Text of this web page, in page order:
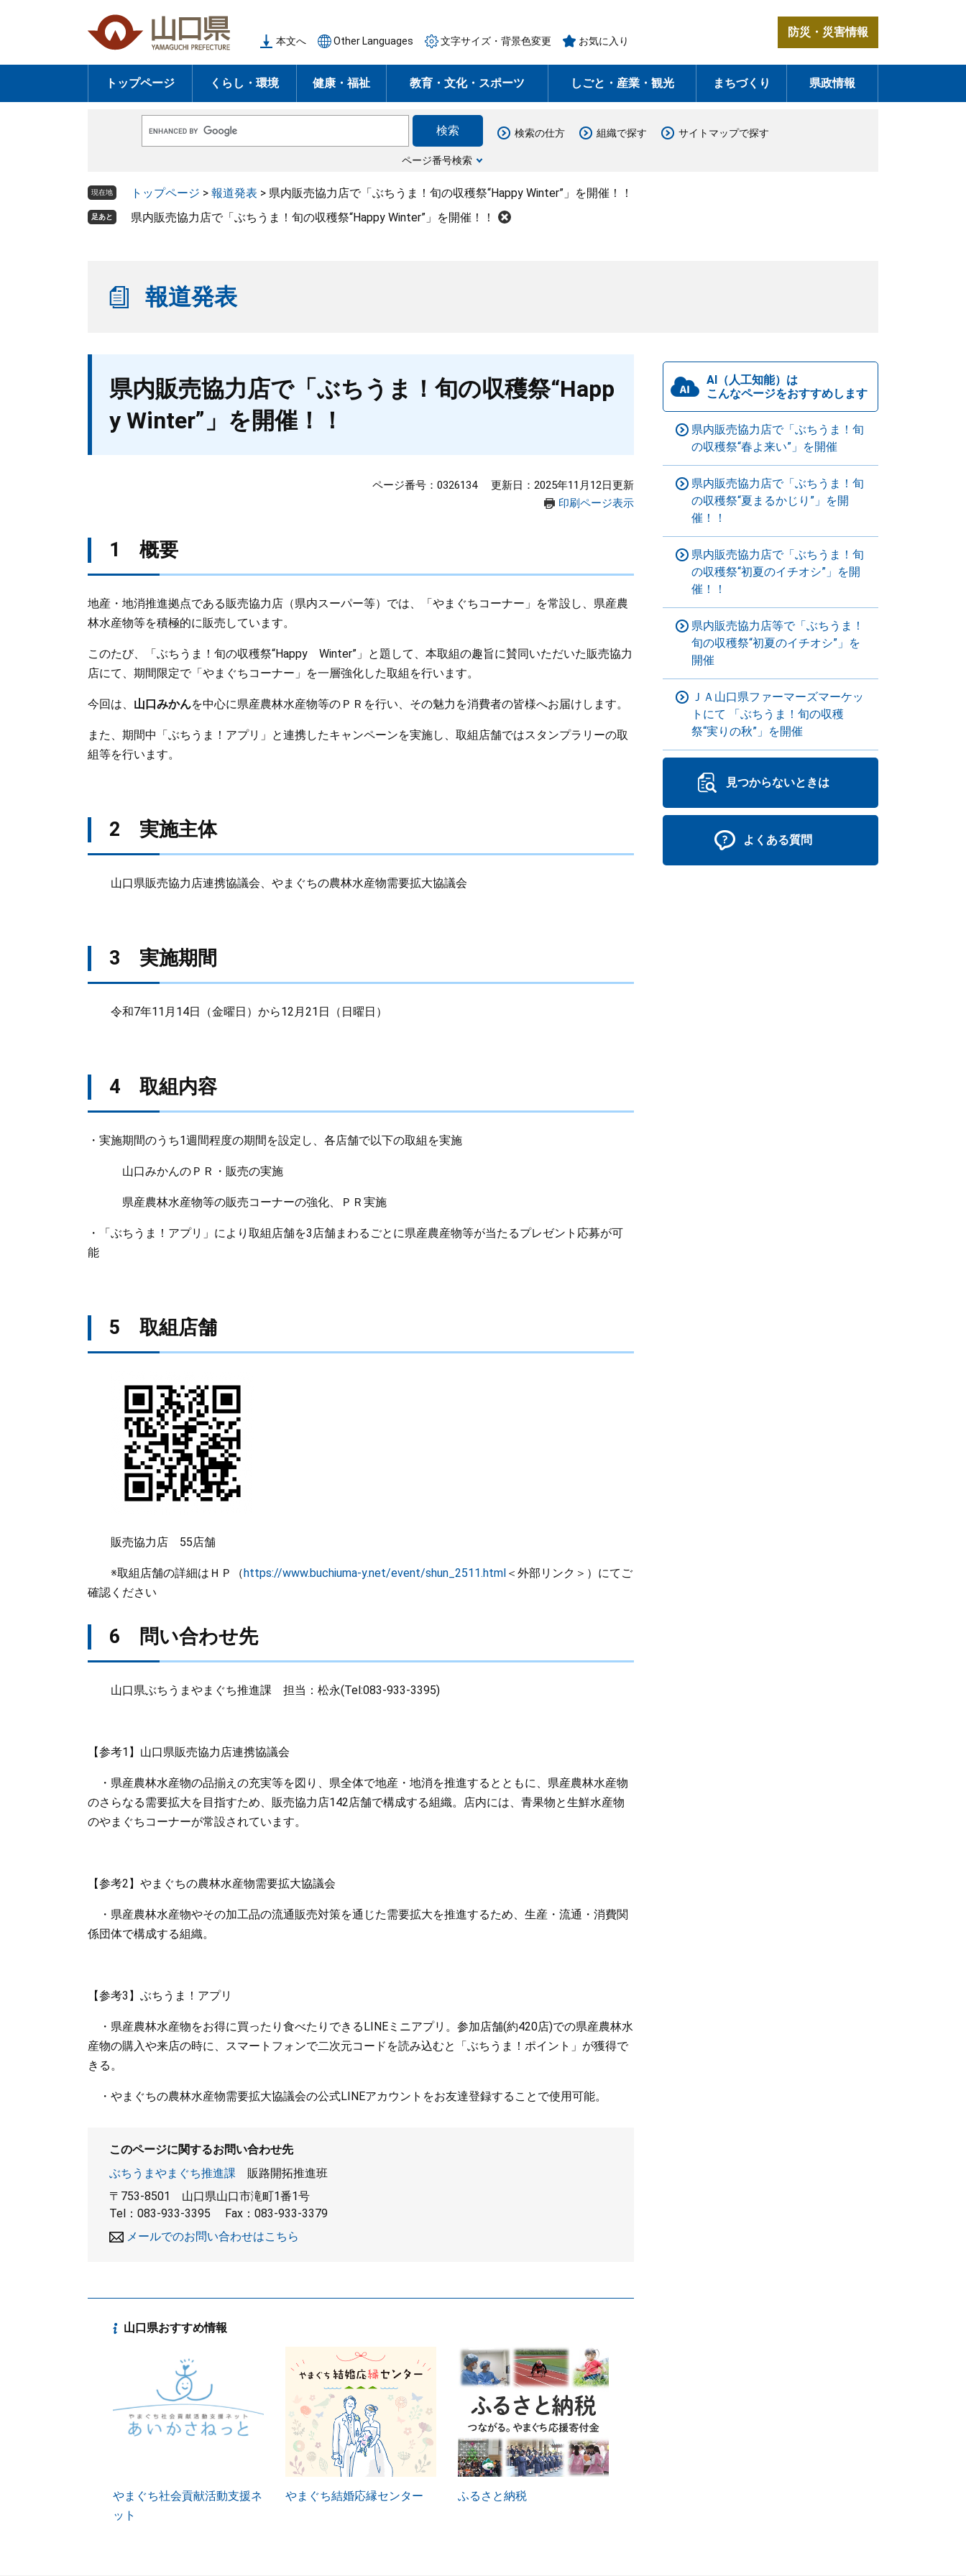
の
頭
ー
飛
本文へ Other Languages 文字サイズ・背景色変更 お気に入り
防災・災害情報
トップページ くらし・環境 健康・福祉 教育・文化・スポーツ しごと・産業・観光 まちづくり 県政情報
o
e
ス
ページ番号検索
検索の仕方 組織で探す サイトマップで探す
現在地 トップページ > 報道発表 > 県内販売協力店で「ぶちうま！旬の収穫祭“Happy Winter”」を開催！！
足あと 県内販売協力店で「ぶちうま！旬の収穫祭“Happy Winter”」を開催！！
報道発表
県内販売協力店で「ぶちうま！旬の収穫祭“Happ
y Winter”」を開催！！
ページ番号：0326134
更新日：2025年11月12日更新
印刷ページ表示
1 概要
地産・地消推進拠点である販売協力店（県内スーパー等）では、「やまぐちコーナー」を常設し、県産農
林水産物等を積極的に販売しています。
このたび、「ぶちうま！旬の収穫祭“Happy Winter”」と題して、本取組の趣旨に賛同いただいた販売協力
店にて、期間限定で「やまぐちコーナー」を一層強化した取組を行います。
今回は、 山口みかんを中心に県産農林水産物等のＰＲを行い、その魅力を消費者の皆様へお届けします。
また、期間中「ぶちうま！アプリ」と連携したキャンペーンを実施し、取組店舗ではスタンプラリーの取
組等を行います。
2 実施主体
山口県販売協力店連携協議会、やまぐちの農林水産物需要拡大協議会
3 実施期間
令和7年11月14日（金曜日）から12月21日（日曜日）
4 取組内容
・実施期間のうち1週間程度の期間を設定し、各店舗で以下の取組を実施
山口みかんのＰＲ・販売の実施
県産農林水産物等の販売コーナーの強化、ＰＲ実施
・「ぶちうま！アプリ」により取組店舗を3店舗まわるごとに県産農産物等が当たるプレゼント応募が可
能
5 取組店舗
販売協力店 55店舗
※取組店舗の詳細はＨＰ（https://www.buchiuma-y.net/event/shun_2511.html ＜外部リンク＞ ）にてご
確認ください
6 問い合わせ先
山口県ぶちうまやまぐち推進課 担当：松永(Tel:083-933-3395)
【参考1】山口県販売協力店連携協議会
・県産農林水産物の品揃えの充実等を図り、県全体で地産・地消を推進するとともに、県産農林水産物
のさらなる需要拡大を目指すため、販売協力店142店舗で構成する組織。店内には、青果物と生鮮水産物
のやまぐちコーナーが常設されています。
【参考2】やまぐちの農林水産物需要拡大協議会
・県産農林水産物やその加工品の流通販売対策を通じた需要拡大を推進するため、生産・流通・消費関
係団体で構成する組織。
【参考3】ぶちうま！アプリ
・県産農林水産物をお得に買ったり食べたりできるLINEミニアプリ。参加店舗(約420店)での県産農林水
産物の購入や来店の時に、スマートフォンで二次元コードを読み込むと「ぶちうま！ポイント」が獲得で
きる。
・やまぐちの農林水産物需要拡大協議会の公式LINEアカウントをお友達登録することで使用可能。
このページに関するお問い合わせ先
ぶちうまやまぐち推進課
販路開拓推進班
〒753-8501
山口県山口市滝町1番1号
Tel：083-933-3395
Fax：083-933-3379
メールでのお問い合わせはこちら
山口県おすすめ情報
やまぐち社会貢献活動支援ネ
ット
やまぐち結婚応縁センター ふるさと納税
AI（人工知能）は
こんなページをおすすめします
県内販売協力店で「ぶちうま！旬
の収穫祭“春よ来い”」を開催
県内販売協力店で「ぶちうま！旬
の収穫祭“夏まるかじり”」を開
催！！
県内販売協力店で「ぶちうま！旬
の収穫祭“初夏のイチオシ”」を開
催！！
県内販売協力店等で「ぶちうま！
旬の収穫祭“初夏のイチオシ”」を
開催
ＪＡ山口県ファーマーズマーケッ
トにて 「ぶちうま！旬の収穫
祭“実りの秋”」を開催
見つからないときは
よくある質問